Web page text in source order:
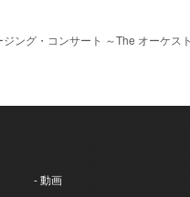
ング・コンサート ～The オーケス
- 動画